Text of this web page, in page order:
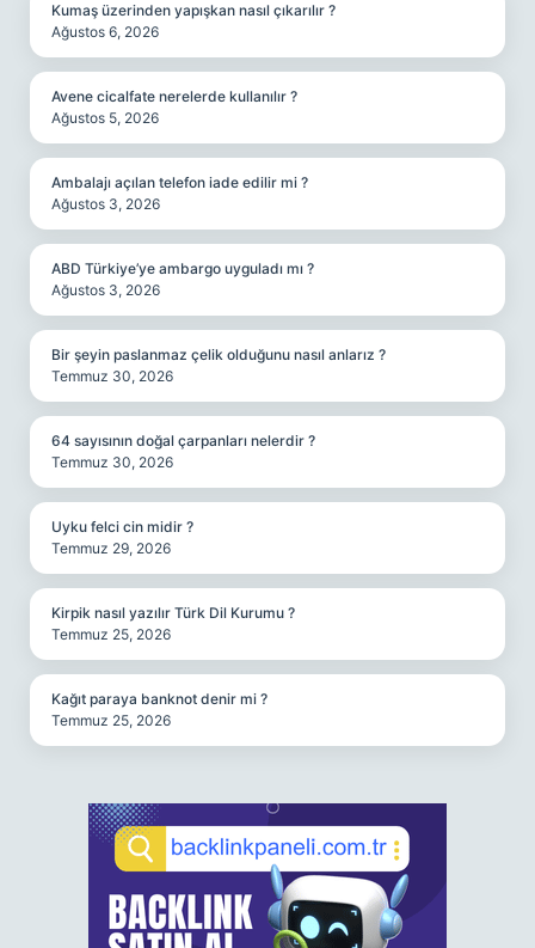
Kumaş üzerinden yapışkan nasıl çıkarılır ?
Ağustos 6, 2026
Avene cicalfate nerelerde kullanılır ?
Ağustos 5, 2026
Ambalajı açılan telefon iade edilir mi ?
Ağustos 3, 2026
ABD Türkiye’ye ambargo uyguladı mı ?
Ağustos 3, 2026
Bir şeyin paslanmaz çelik olduğunu nasıl anlarız ?
Temmuz 30, 2026
64 sayısının doğal çarpanları nelerdir ?
Temmuz 30, 2026
Uyku felci cin midir ?
Temmuz 29, 2026
Kirpik nasıl yazılır Türk Dil Kurumu ?
Temmuz 25, 2026
Kağıt paraya banknot denir mi ?
Temmuz 25, 2026